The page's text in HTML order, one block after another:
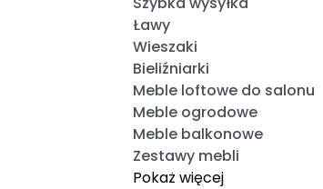
Ławy
Wieszaki
Bieliźniarki
Meble loftowe do salonu
Meble ogrodowe
Meble balkonowe
Zestawy mebli
Pokaż więcej